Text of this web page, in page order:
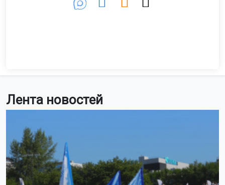
Лента новостей